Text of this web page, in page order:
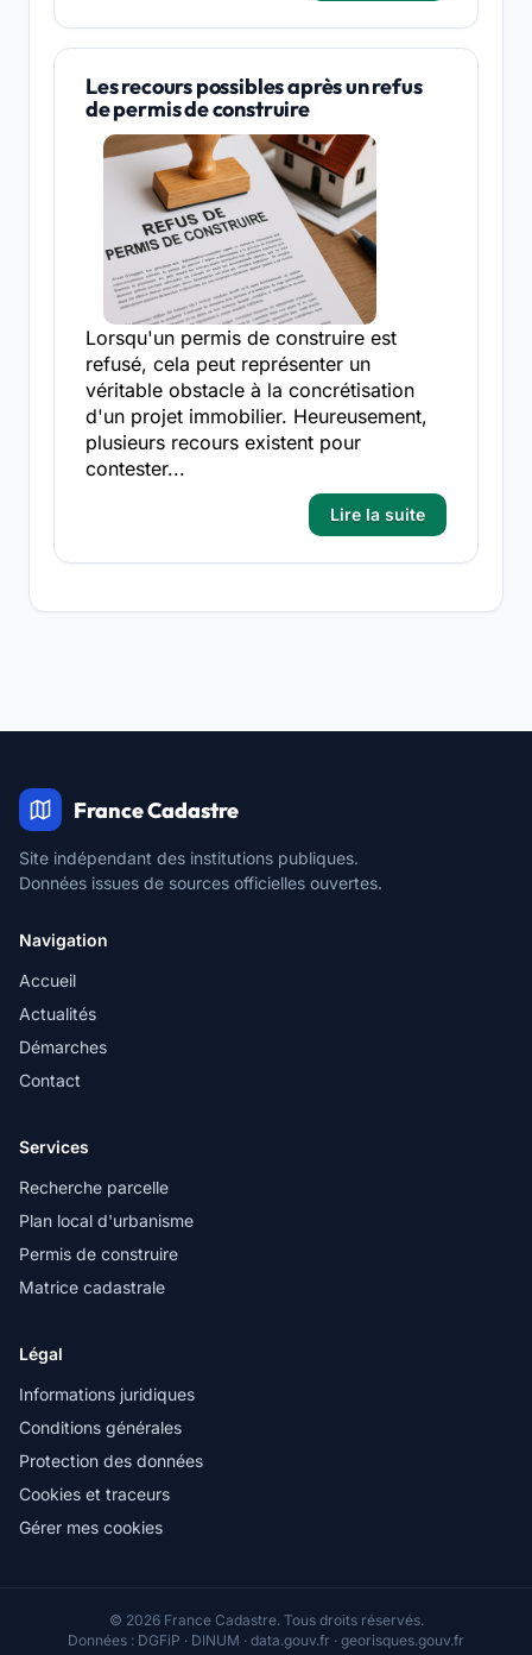
Les recours possibles après un refus
de permis de construire
Lorsqu'un permis de construire est
refusé, cela peut représenter un
véritable obstacle à la concrétisation
d'un projet immobilier. Heureusement,
plusieurs recours existent pour
contester...
Lire la suite
France Cadastre
Site indépendant des institutions publiques.
Données issues de sources officielles ouvertes.
Navigation
Accueil
Actualités
Démarches
Contact
Services
Recherche parcelle
Plan local d'urbanisme
Permis de construire
Matrice cadastrale
Légal
Informations juridiques
Conditions générales
Protection des données
Cookies et traceurs
Gérer mes cookies
© 2026 France Cadastre. Tous droits réservés.
Données : DGFiP · DINUM · data.gouv.fr · georisques.gouv.fr